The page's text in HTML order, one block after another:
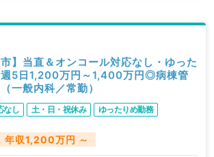
市】当直＆オンコール対応なし・ゆった
5日1,200万円～1,400万円◎病棟管
一般内科／常勤）
なし 土・日・祝休み ゆったりめ勤務
年収1,200万円 ～